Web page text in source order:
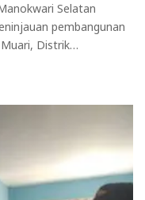
Selatan
pembangunan
Distrik…